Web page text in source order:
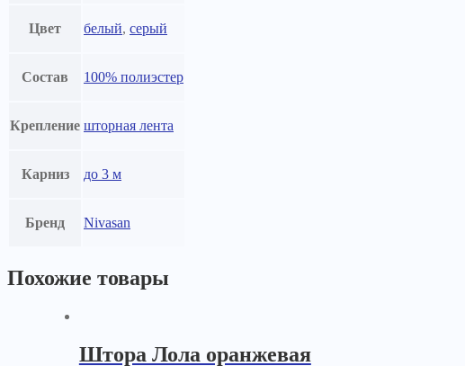
Цвет белый, серый
Состав 100% полиэстер
Крепление шторная лента
Карниз до 3 м
Бренд Nivasan
Похожие товары
Штора Лола оранжевая